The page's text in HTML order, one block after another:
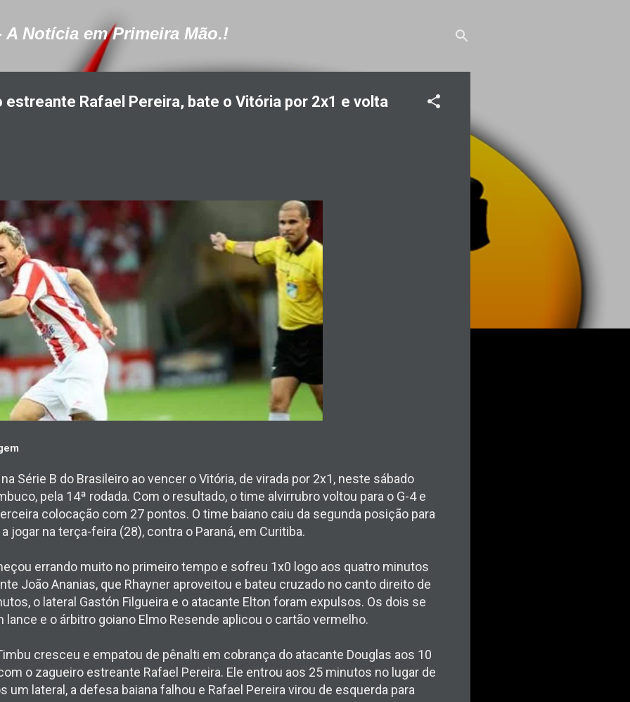
A Notícia em Primeira Mão.!
estreante Rafael Pereira, bate o Vitória por 2x1 e volta
Série B do Brasileiro ao vencer o Vitória, de virada por 2x1, neste sábado
pela 14ª rodada. Com o resultado, o time alvirrubro voltou para o G-4 e
colocação com 27 pontos. O time baiano caiu da segunda posição para
jogar na terça-feira (28), contra o Paraná, em Curitiba.
errando muito no primeiro tempo e sofreu 1x0 logo aos quatro minutos
João Ananias, que Rhayner aproveitou e bateu cruzado no canto direito de
o lateral Gastón Filgueira e o atacante Elton foram expulsos. Os dois se
e o árbitro goiano Elmo Resende aplicou o cartão vermelho.
cresceu e empatou de pênalti em cobrança do atacante Douglas aos 10
o zagueiro estreante Rafael Pereira. Ele entrou aos 25 minutos no lugar de
um lateral, a defesa baiana falhou e Rafael Pereira virou de esquerda para